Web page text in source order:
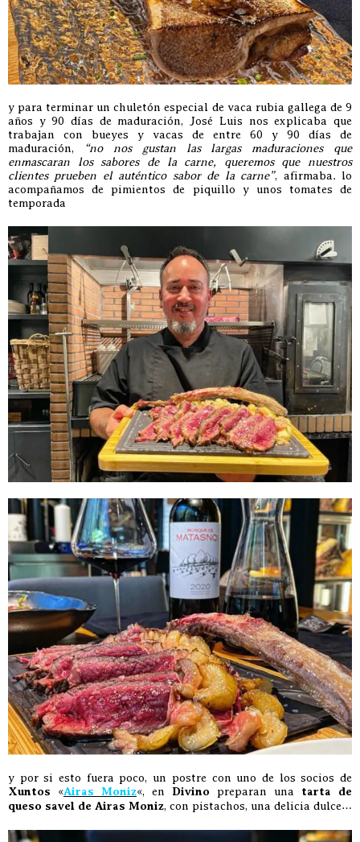
y para terminar un chuletón especial de vaca rubia gallega de 9
años y 90 días de maduración, José Luis nos explicaba que
trabajan con bueyes y vacas de entre 60 y 90 días de
maduración,
“no nos gustan las largas maduraciones que
enmascaran los sabores de la carne, queremos que nuestros
clientes prueben el auténtico sabor de la carne”, afirmaba. lo
acompañamos de pimientos de piquillo y unos tomates de
temporada
y por si esto fuera poco, un postre con uno de los socios de
Xuntos «Airas Moniz«, en Divino preparan una tarta de
queso savel de Airas Moniz, con pistachos, una delicia dulce…